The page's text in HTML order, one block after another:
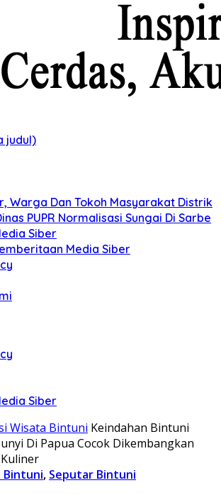
judul)
Warga Dan Tokoh Masyarakat Distrik
PUPR Normalisasi Sungai Di Sarbe
Siber
Media Siber
Siber
Wisata Bintuni Keindahan Bintuni
Di Papua Cocok Dikembangkan
Bintuni, Seputar Bintuni